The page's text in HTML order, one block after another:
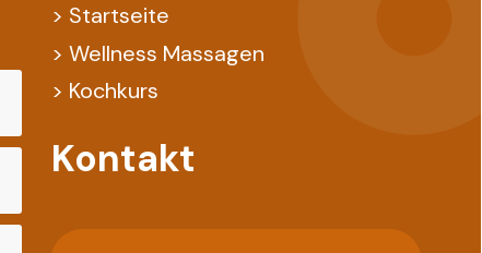
> Startseite
> Wellness Massagen
> Kochkurs
Kontakt